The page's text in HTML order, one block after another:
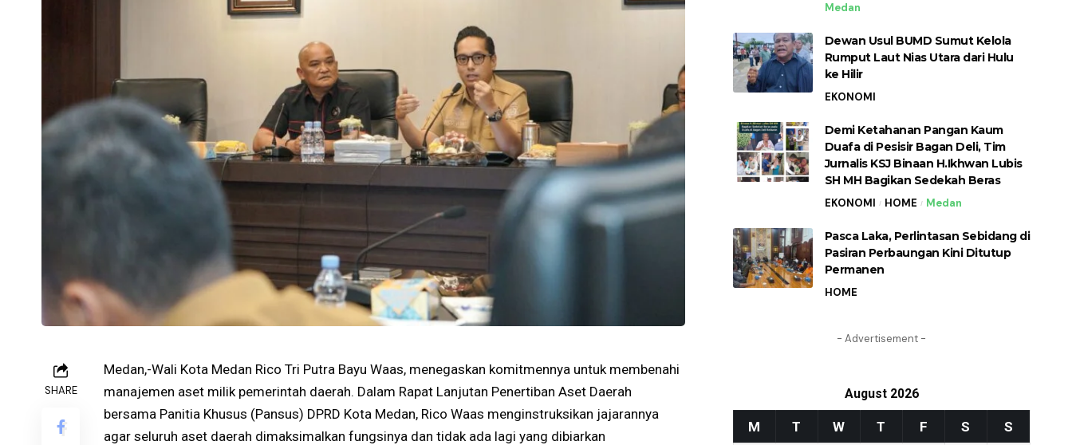
SHARE
Medan,-Wali Kota Medan Rico Tri Putra Bayu Waas, menegaskan komitmennya untuk membenahi
manajemen aset milik pemerintah daerah. Dalam Rapat Lanjutan Penertiban Aset Daerah
bersama Panitia Khusus (Pansus) DPRD Kota Medan, Rico Waas menginstruksikan jajarannya
agar seluruh aset daerah dimaksimalkan fungsinya dan tidak ada lagi yang dibiarkan
Medan
Dewan Usul BUMD Sumut Kelola
Rumput Laut Nias Utara dari Hulu
ke Hilir
EKONOMI
Demi Ketahanan Pangan Kaum
Duafa di Pesisir Bagan Deli, Tim
Jurnalis KSJ Binaan H.Ikhwan Lubis
SH MH Bagikan Sedekah Beras
EKONOMI HOME Medan
Pasca Laka, Perlintasan Sebidang di
Pasiran Perbaungan Kini Ditutup
Permanen
HOME
- Advertisement -
August 2026
M T W T F S S